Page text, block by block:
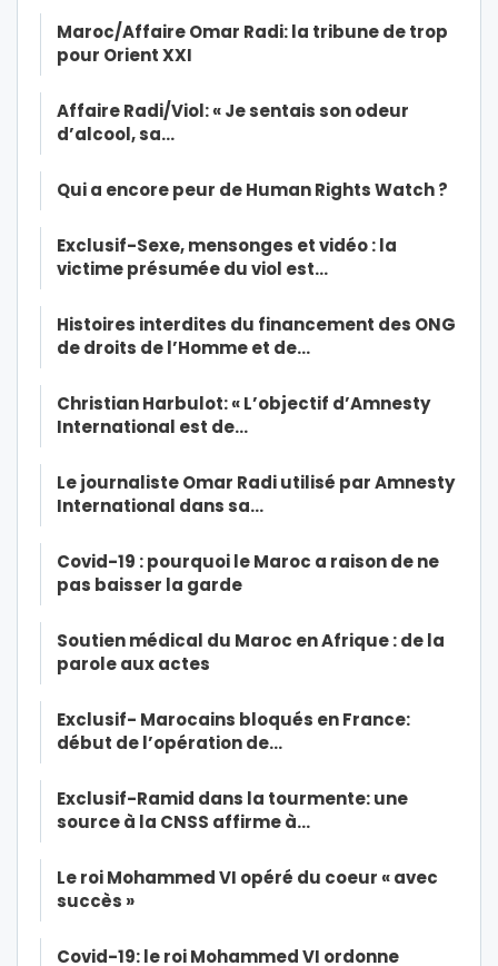
Maroc/Affaire Omar Radi: la tribune de trop
pour Orient XXI
Affaire Radi/Viol: « Je sentais son odeur
d’alcool, sa…
Qui a encore peur de Human Rights Watch ?
Exclusif-Sexe, mensonges et vidéo : la
victime présumée du viol est…
Histoires interdites du financement des ONG
de droits de l’Homme et de…
Christian Harbulot: « L’objectif d’Amnesty
International est de…
Le journaliste Omar Radi utilisé par Amnesty
International dans sa…
Covid-19 : pourquoi le Maroc a raison de ne
pas baisser la garde
Soutien médical du Maroc en Afrique : de la
parole aux actes
Exclusif- Marocains bloqués en France:
début de l’opération de…
Exclusif-Ramid dans la tourmente: une
source à la CNSS affirme à…
Le roi Mohammed VI opéré du coeur « avec
succès »
Covid-19: le roi Mohammed VI ordonne